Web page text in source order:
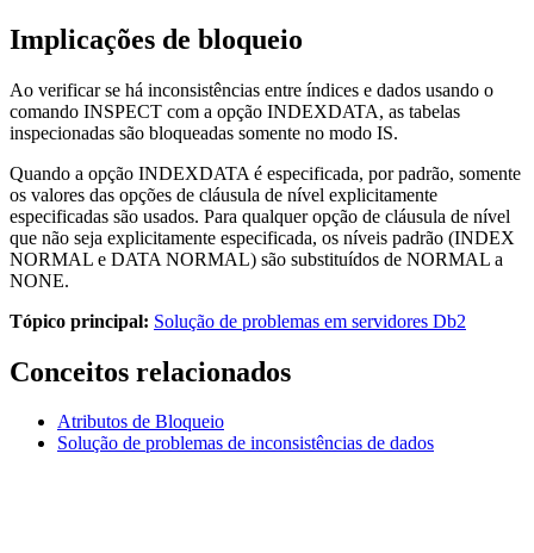
Implicações de bloqueio
Ao verificar se há inconsistências entre índices e dados usando o
comando INSPECT com a opção INDEXDATA, as tabelas
inspecionadas são bloqueadas somente no modo IS.
Quando a opção INDEXDATA é especificada, por padrão, somente
os valores das opções de cláusula de nível explicitamente
especificadas são usados. Para qualquer opção de cláusula de nível
que não seja explicitamente especificada, os níveis padrão (INDEX
NORMAL e DATA NORMAL) são substituídos de NORMAL a
NONE.
Tópico principal: Solução de problemas em servidores Db2
Conceitos relacionados
Atributos de Bloqueio
Solução de problemas de inconsistências de dados